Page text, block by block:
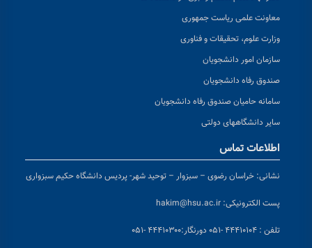
معاونت علمی ریاست جمهوری
وزارت علوم، تحقیقات و فناوری
سازمان امور دانشجویان
صندوق رفاه دانشجویان
سامانه حامیان صندوق رفاه دانشجویان
سایر دانشگاههای دولتی
اطلاعات تماس
نشانی: خراسان رضوی – سبزوار – توحید شهر- پردیس دانشگاه حکیم سبزواری
پست الکترونیکی: hakim@hsu.ac.ir
تلفن : ۴۴۴۱۰۱۰۴ -۰۵۱ دورنگار:۴۴۴۱۰۳۰۰ -۰۵۱